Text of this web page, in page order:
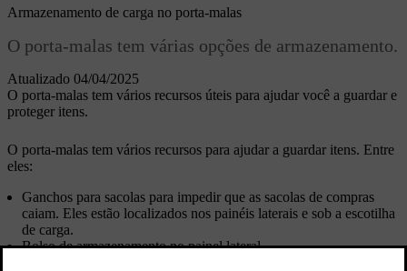
Atualizado 04/04/2025
Armazenamento de carga no porta-malas
O porta-malas tem várias opções de armazenamento.
O porta-malas tem vários recursos úteis para ajudar você a guardar e
proteger itens.
O porta-malas tem vários recursos para ajudar a guardar itens. Entre
eles:
Ganchos para sacolas para impedir que as sacolas de compras
caiam. Eles estão localizados nos painéis laterais e sob a escotilha
de carga.
Bolso de armazenamento no painel lateral.